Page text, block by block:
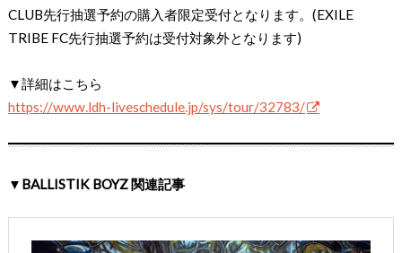
CLUB先⾏抽選予約の購⼊者限定受付となります。(EXILE
TRIBE FC先⾏抽選予約は受付対象外となります)
▼詳細はこちら
https://www.ldh-liveschedule.jp/sys/tour/32783/
▼BALLISTIK BOYZ 関連記事